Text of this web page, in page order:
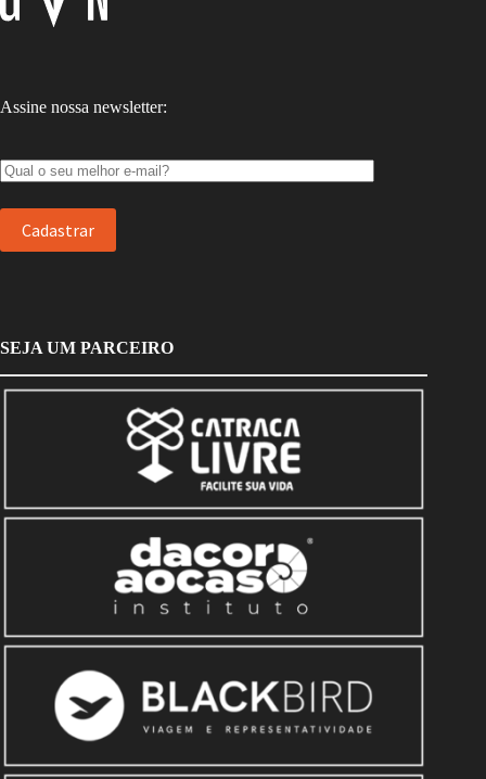
Assine nossa newsletter:
SEJA UM PARCEIRO